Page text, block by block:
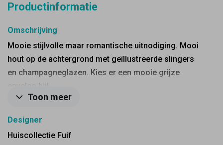
Productinformatie
Omschrijving
Mooie stijlvolle maar romantische uitnodiging. Mooi
hout op de achtergrond met geïllustreerde slingers
en champagneglazen. Kies er een mooie grijze
envelop bij!
Toon meer
Designer
Huiscollectie Fuif